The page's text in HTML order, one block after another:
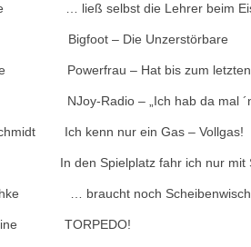
ließ selbst die Lehrer beim
Bigfoot – Die Unzerstörbare
– Hat bis zum letzten
Radio – „Ich hab da mal ´ne
Ich kenn nur ein Gas – Vollgas!
fahr ich nur mit
… braucht noch
TORPEDO!